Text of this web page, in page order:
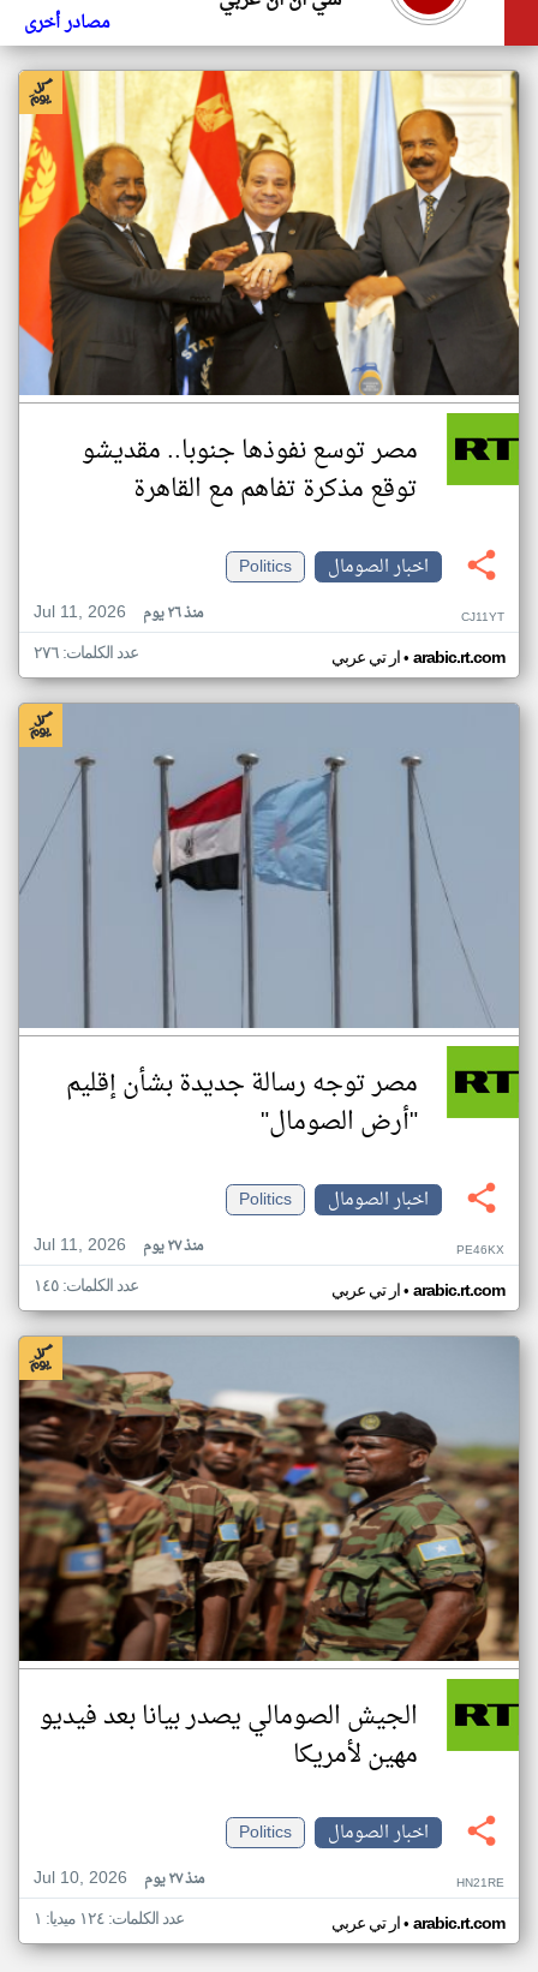
مصادر أخرى
مصر توسع نفوذها جنوبا.. مقديشو
توقع مذكرة تفاهم مع القاهرة
اخبار الصومال
Politics
Jul 11, 2026
منذ ٢٦ يوم CJ11YT
ار تي عربي• arabic.rt.com عدد الكلمات: ٢٧٦
مصر توجه رسالة جديدة بشأن إقليم
"أرض الصومال"
اخبار الصومال
Politics
Jul 11, 2026
منذ ٢٧ يوم PE46KX
ار تي عربي• arabic.rt.com عدد الكلمات: ١٤٥
الجيش الصومالي يصدر بيانا بعد فيديو
مهين لأمريكا
اخبار الصومال
Politics
Jul 10, 2026
منذ ٢٧ يوم HN21RE
ار تي عربي• arabic.rt.com عدد الكلمات: ١٢٤ ميديا: ١